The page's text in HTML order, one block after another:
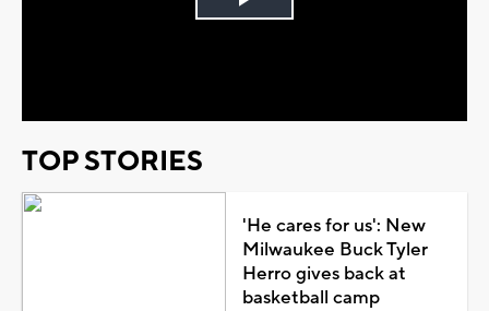
Play
TOP STORIES
'He cares for us': New
Milwaukee Buck Tyler
Herro gives back at
basketball camp